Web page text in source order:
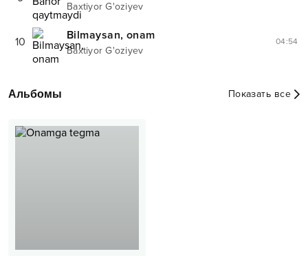
Baxtiyor G'oziyev
10 Bilmaysan, onam
Baxtiyor G'oziyev
04:54
Альбомы Показать все